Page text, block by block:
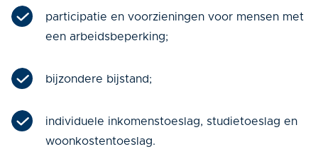
participatie en voorzieningen voor mensen met
een arbeidsbeperking;
bijzondere bijstand;
individuele inkomenstoeslag, studietoeslag en
woonkostentoeslag.